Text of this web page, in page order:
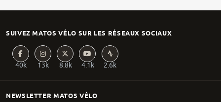
NEWSLETTER MATOS VÉLO
SUIVEZ MATOS VÉLO SUR LES RÉSEAUX SOCIAUX
40k 13k 8.8k 4.1k 2.6k